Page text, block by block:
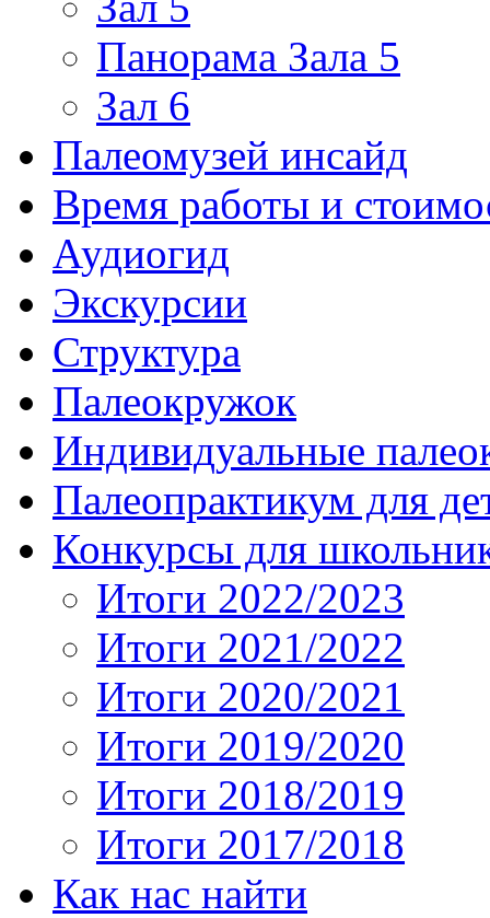
Панорама Зала 5
Зал 6
Палеомузей инсайд
Время работы и
Аудиогид
Экскурсии
Структура
Палеокружок
Индивидуальные
Палеопрактикум для
Конкурсы для
Итоги 2022/2023
Итоги 2021/2022
Итоги 2020/2021
Итоги 2019/2020
Итоги 2018/2019
Итоги 2017/2018
Как нас найти